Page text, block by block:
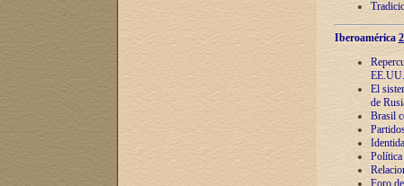
Iberoamérica
EE.UU.
El
de
Brasil
Política
Foro